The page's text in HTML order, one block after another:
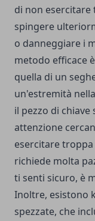
di non
spingere
o danneggiare i
metodo efficace è
quella di un
un'estremità
il pezzo di chiave
attenzione
esercitare
richiede molta
ti senti sicuro, è
Inoltre, esistono
spezzate, che